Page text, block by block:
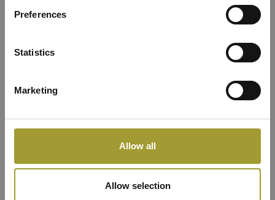
Preferences
Statistics
Marketing
Allow all
Allow selection